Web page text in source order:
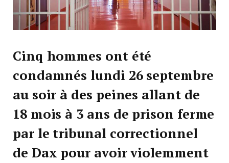
Cinq hommes ont été
condamnés lundi 26 septembre
au soir à des peines allant de
18 mois à 3 ans de prison ferme
par le tribunal correctionnel
de Dax pour avoir violemment